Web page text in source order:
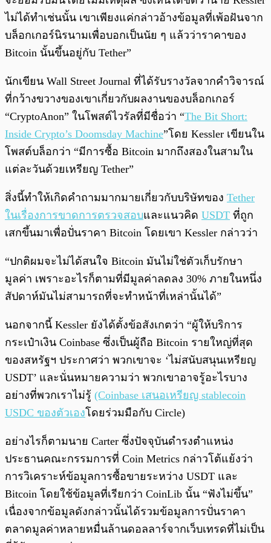
ไม่ได้ทำเช่นนั้น เขาเพียงแค่กล่าวอ้างข้อมูลที่เพ้อฝันจาก
บล็อกเกอร์นิรนามเพื่อบอกเป็นนัย ๆ แล้วว่าราคาของ
Bitcoin นั้นขึ้นอยู่กับ Tether”
นักเขียน Wall Street Journal ที่ได้รับรางวัลจากคำวิจารณ์
ที่กว้างขวางของเขาเกี่ยวกับผลงานของบล็อกเกอร์
“CryptoAnon” ในโพสต์ไวรัลที่มีชื่อว่า “The Bit Short:
Inside Crypto’s Doomsday Machine”โดย Kessler เขียนใน
โพสต์บล็อกว่า “มีการซื้อ Bitcoin มากถึงสองในสามใน
แต่ละวันด้วยเหรียญ Tether”
สิ่งนี้ทำให้เกิดคำถามมากมายเกี่ยวกับบริษัทของ Tether
ในเรื่องการขาดการตรวจสอบและแนวคิด USDT ที่ถูก
เสกขึ้นมาเพื่อปั่นราคา Bitcoin โดยเขา Kessler กล่าวว่า
“ปกติผมจะไม่ได้สนใจ Bitcoin มันไม่ใช่ตัวเก็บรักษา
มูลค่า เพราะอะไรก็ตามที่มีมูลค่าลดลง 30% ภายในหนึ่ง
สัปดาห์มันไม่สามารถที่จะทำหน้าที่เหล่านั้นได้”
นอกจากนี้ Kessler ยังได้ตั้งข้อสังเกตว่า “ผู้ให้บริการ
กระเป๋าเงิน Coinbase ซึ่งเป็นผู้ถือ Bitcoin รายใหญ่ที่สุด
ของสหรัฐฯ ประกาศว่า พวกเขาจะ ‘ไม่สนับสนุนเหรียญ
USDT’ และนั่นหมายความว่า พวกเขาอาจรู้อะไรบาง
อย่างที่พวกเราไม่รู้ (Coinbase เสนอเหรียญ stablecoin
USDC ของตัวเองโดยร่วมมือกับ Circle)
อย่างไรก็ตามนาย Carter ซึ่งปัจจุบันดำรงตำแหน่ง
ประธานคณะกรรมการที่ Coin Metrics กล่าวโต้แย้งว่า
การวิเคราะห์ข้อมูลการซื้อขายระหว่าง USDT และ
Bitcoin โดยใช้ข้อมูลที่เรียกว่า CoinLib นั้น “ฟังไม่ขึ้น”
เนื่องจากข้อมูลดังกล่าวนั้นได้รวมข้อมูลการปั่นราคา
ตลาดมูลค่าหลายหมื่นล้านดอลลาร์จากเว็บเทรดที่ไม่เป็น